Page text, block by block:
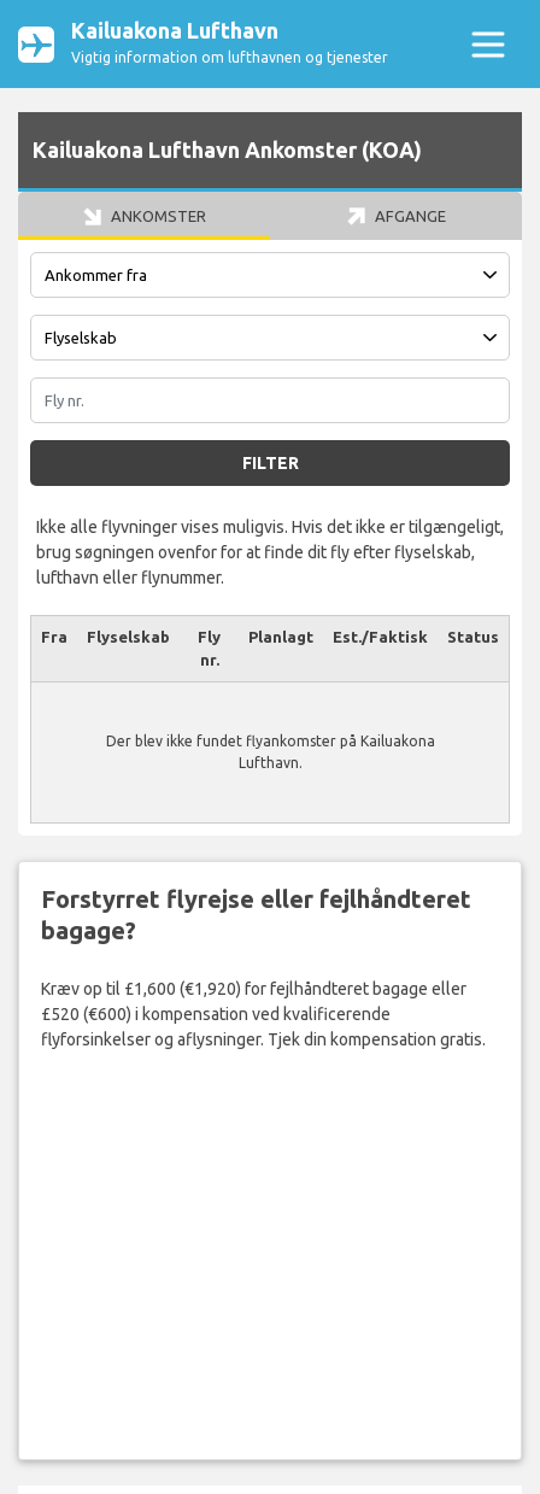
Kailuakona Lufthavn
Vigtig information om lufthavnen og tjenester
Kailuakona Lufthavn Ankomster (KOA)
ANKOMSTER AFGANGE
FILTER
Ikke alle flyvninger vises muligvis. Hvis det ikke er tilgængeligt,
brug søgningen ovenfor for at finde dit fly efter flyselskab,
lufthavn eller flynummer.
Fra Flyselskab
Fly
nr.
Planlagt Est./Faktisk Status
Der blev ikke fundet flyankomster på Kailuakona
Lufthavn.
Forstyrret flyrejse eller fejlhåndteret
bagage?
Kræv op til £1,600 (€1,920) for fejlhåndteret bagage eller
£520 (€600) i kompensation ved kvalificerende
flyforsinkelser og aflysninger. Tjek din kompensation gratis.